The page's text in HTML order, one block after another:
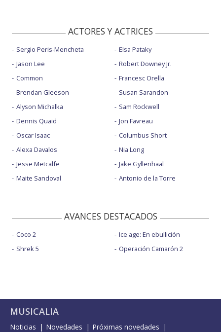
ACTORES Y ACTRICES
Sergio Peris-Mencheta
Jason Lee
Common
Brendan Gleeson
Alyson Michalka
Dennis Quaid
Oscar Isaac
Alexa Davalos
Jesse Metcalfe
Maite Sandoval
Elsa Pataky
Robert Downey Jr.
Francesc Orella
Susan Sarandon
Sam Rockwell
Jon Favreau
Columbus Short
Nia Long
Jake Gyllenhaal
Antonio de la Torre
AVANCES DESTACADOS
Coco 2
Shrek 5
Ice age: En ebullición
Operación Camarón 2
MUSICALIA
Noticias Novedades
Próximas novedades